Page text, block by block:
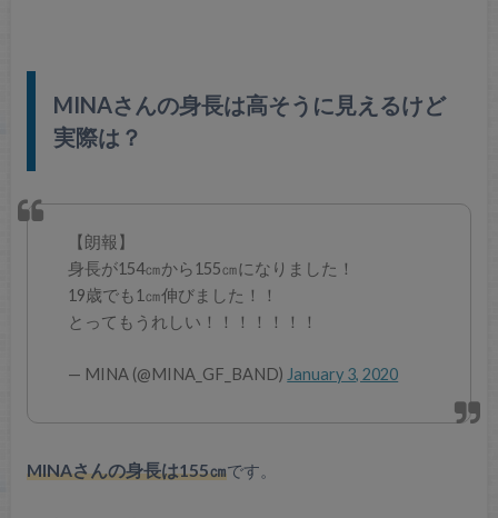
MINAさんの身長は高そうに見えるけど
実際は？
【朗報】
身長が154㎝から155㎝になりました！
19歳でも1㎝伸びました！！
とってもうれしい！！！！！！！
— MINA (@MINA_GF_BAND) January 3, 2020
MINAさんの身長は155㎝です。